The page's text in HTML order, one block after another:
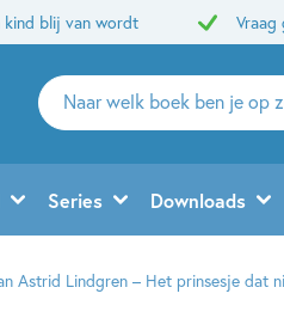
kind blij van wordt Vraag
Zoeken
naar
en
uitgevers
Series Downloads
Astrid Lindgren – Het prinsesje dat